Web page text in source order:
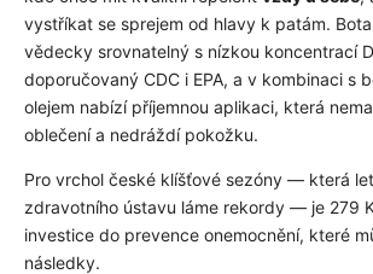
vystříkat se sprejem od hlavy k patám.
vědecky srovnatelný s nízkou koncentrací
doporučovaný CDC i EPA, a v kombinaci s
olejem nabízí příjemnou aplikaci, která
oblečení a nedráždí pokožku.
Pro vrchol české klíšťové sezóny — která
zdravotního ústavu láme rekordy — je 279
investice do prevence onemocnění, které
následky.